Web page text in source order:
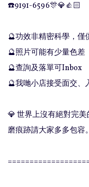
☎️9191-6596🎊💎👍🏻
🔮功效非精密科學，僅
🔮照片可能有少量色差
🔮查詢及落單可Inbox
🔮我哋小店接受面交、
💎 世界上沒有絕對完
磨痕跡請大家多多包容。